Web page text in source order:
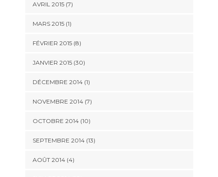
AVRIL 2015 (7)
MARS 2015 (1)
FÉVRIER 2015 (8)
JANVIER 2015 (30)
DÉCEMBRE 2014 (1)
NOVEMBRE 2014 (7)
OCTOBRE 2014 (10)
SEPTEMBRE 2014 (13)
AOÛT 2014 (4)